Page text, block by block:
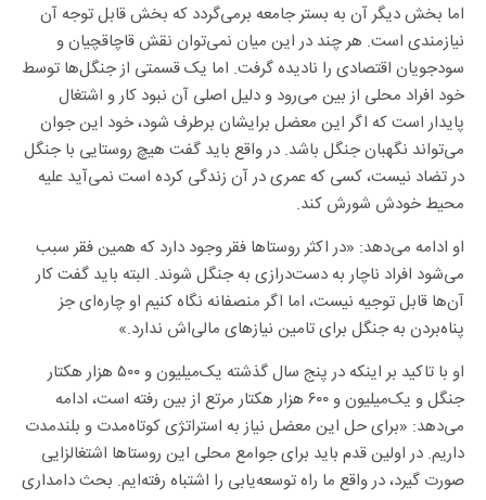
اما بخش دیگر آن به بستر جامعه برمی‌گردد که بخش قابل توجه آن
نیازمندی است. هر چند در این میان نمی‌توان نقش قاچاقچیان و
سودجویان اقتصادی را نادیده گرفت. اما یک قسمتی از جنگل‌ها توسط
خود افراد محلی از بین می‌رود و دلیل اصلی آن نبود کار و اشتغال
پایدار است که اگر این معضل برایشان برطرف شود، خود این جوان
می‌تواند نگهبان جنگل باشد. در واقع باید گفت هیچ روستایی با جنگل
در تضاد نیست، کسی که عمری در آن زندگی کرده است نمی‌آید علیه
محیط خودش شورش کند.
او ادامه می‌دهد: «در اکثر روستا‌ها فقر وجود دارد که همین فقر سبب
می‌شود افراد ناچار به دست‌درازی به جنگل شوند. البته باید گفت کار
آن‌ها قابل توجیه نیست، اما اگر منصفانه نگاه کنیم او چاره‌ای جز
پناه‌بردن به جنگل برای تامین نیاز‌های مالی‌اش ندارد.»
او با تاکید بر اینکه در پنج سال گذشته یک‌میلیون و ۵۰۰ هزار هکتار
جنگل و یک‌میلیون و ۶۰۰ هزار هکتار مرتع از بین رفته است، ادامه
می‌دهد: «برای حل این معضل نیاز به استراتژی کوتاه‌مدت و بلندمدت
داریم. در اولین قدم باید برای جوامع محلی این روستا‌ها اشتغالزایی
صورت گیرد، در واقع ما راه توسعه‌یابی را اشتباه رفته‌ایم. بحث دامداری